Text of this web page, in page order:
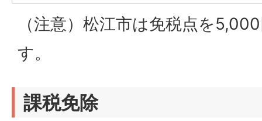
（注意）松江市は免税点を
す。
課税免除